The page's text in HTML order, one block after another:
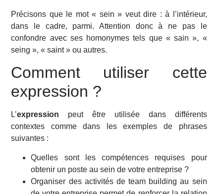
Précisons que le mot « sein » veut dire : à l’intérieur,
dans le cadre, parmi. Attention donc à ne pas le
confondre avec ses homonymes tels que « sain », «
seing », « saint » ou autres.
Comment utiliser cette
expression ?
L’expression peut être utilisée dans différents
contextes comme dans les exemples de phrases
suivantes :
Quelles sont les compétences requises pour
obtenir un poste au sein de votre entreprise ?
Organiser des activités de team building au sein